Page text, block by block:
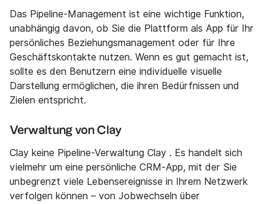
Das Pipeline-Management ist eine wichtige Funktion,
unabhängig davon, ob Sie die Plattform als App für Ihr
persönliches Beziehungsmanagement oder für Ihre
Geschäftskontakte nutzen. Wenn es gut gemacht ist,
sollte es den Benutzern eine individuelle visuelle
Darstellung ermöglichen, die ihren Bedürfnissen und
Zielen entspricht.
Verwaltung von Clay
Clay keine Pipeline-Verwaltung Clay . Es handelt sich
vielmehr um eine persönliche CRM-App, mit der Sie
unbegrenzt viele Lebensereignisse in Ihrem Netzwerk
verfolgen können – von Jobwechseln über